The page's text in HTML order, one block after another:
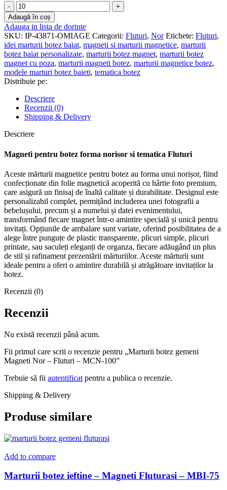
Cantitate
Marturii
botez
gemeni
Magneti
Nor
-
Fluturi
-
MCN-
100
Adaugă în coș
Adauga in lista de dorinte
SKU: IP-43871-OMIAGE Categorii: Fluturi, Nor Etichete: Fluturi,
idei marturii botez baiat, magneti si marturii magnetice, marturii
botez baiat personalizate, marturii botez magnet, marturii botez
magnet cu poza, marturii magneti botez, marturii magnetice botez,
modele marturi botez baieti, tematica botez
Distribuie pe:
Descriere
Recenzii (0)
Shipping & Delivery
Descriere
Magneti pentru botez forma norisor si tematica Fluturi
Aceste mărturii magnetice pentru botez au forma unui norișor, fiind
confecționate din folie magnetică acoperită cu hârtie foto premium,
care asigură un finisaj de înaltă calitate și durabilitate. Designul este
personalizabil complet, permițând includerea unei fotografii a
bebelușului, precum și a numelui și datei evenimentului,
transformând fiecare magnet într-o amintire specială și unică pentru
invitați. Opțiunile de ambalare sunt variate, oferind posibilitatea de a
alege între punguțe de plastic transparente, plicuri simple, plicuri
printate, sau saculeți eleganți de organza, fiecare adăugând un plus
de stil și rafinament prezentării mărturiilor. Aceste mărturii sunt
ideale pentru a oferi o amintire durabilă și atrăgătoare invitaților la
botez.
Recenzii (0)
Recenzii
Nu există recenzii până acum.
Fii primul care scrii o recenzie pentru „Marturii botez gemeni
Magneti Nor – Fluturi – MCN-100”
Trebuie să fii autentificat pentru a publica o recenzie.
Shipping & Delivery
Produse similare
Add to compare
Marturii botez ieftine – Magneti Fluturasi – MBI-75